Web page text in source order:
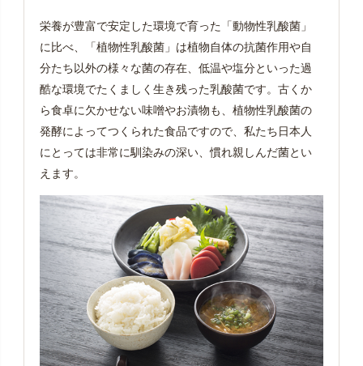
栄養が豊富で安定した環境で育った「動物性乳酸菌」
に比べ、「植物性乳酸菌」は植物自体の抗菌作用や自
分たち以外の様々な菌の存在、低温や塩分といった過
酷な環境でたくましく生き残った乳酸菌です。古くか
ら食卓に欠かせない味噌やお漬物も、植物性乳酸菌の
発酵によってつくられた食品ですので、私たち日本人
にとっては非常に馴染みの深い、慣れ親しんだ菌とい
えます。